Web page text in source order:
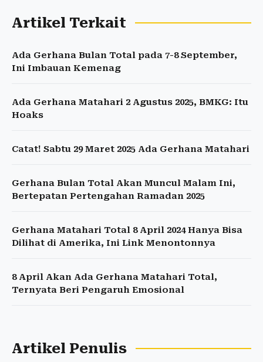
Artikel Terkait
Ada Gerhana Bulan Total pada 7-8 September,
Ini Imbauan Kemenag
Ada Gerhana Matahari 2 Agustus 2025, BMKG: Itu
Hoaks
Catat! Sabtu 29 Maret 2025 Ada Gerhana Matahari
Gerhana Bulan Total Akan Muncul Malam Ini,
Bertepatan Pertengahan Ramadan 2025
Gerhana Matahari Total 8 April 2024 Hanya Bisa
Dilihat di Amerika, Ini Link Menontonnya
8 April Akan Ada Gerhana Matahari Total,
Ternyata Beri Pengaruh Emosional
Artikel Penulis